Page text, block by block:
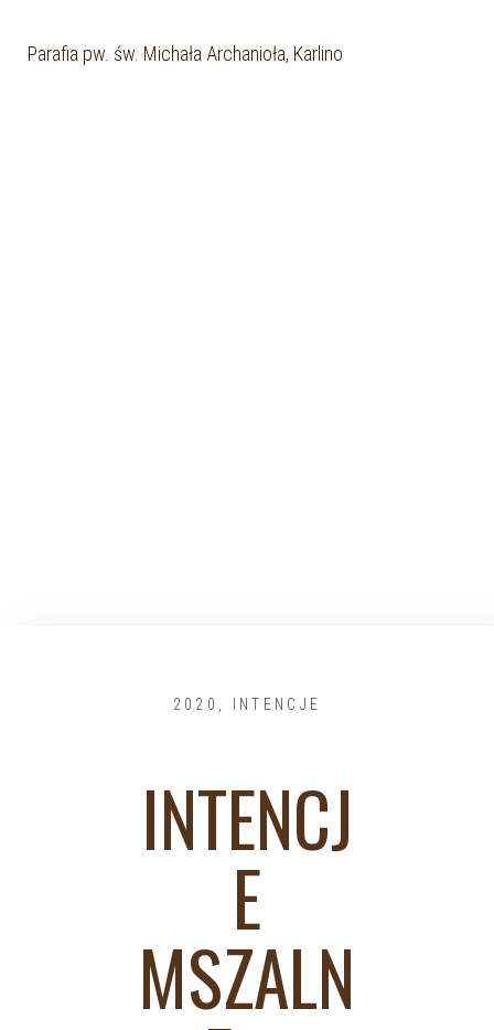
Parafia pw. św. Michała Archanioła, Karlino
2020 INTENCJE
INTENCJ
E
MSZALN